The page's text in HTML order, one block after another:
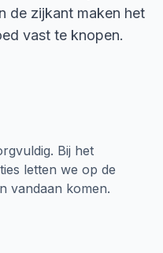
de zijkant maken het
vast te knopen.
Bij het
letten we op de
vandaan komen.